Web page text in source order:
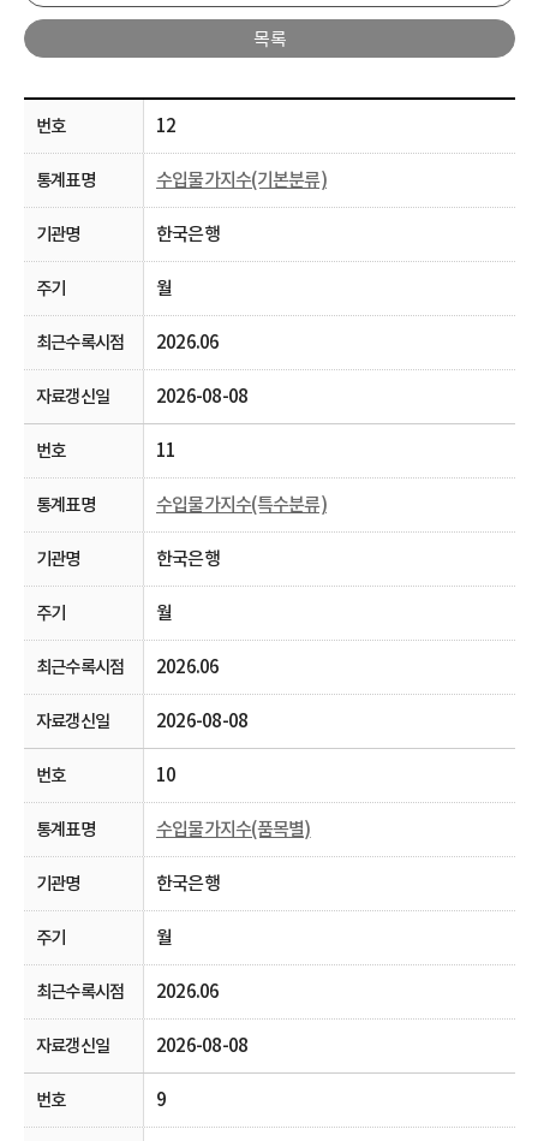
목록
12
수입물가지수(기본분류)
한국은행
월
2026.06
2026-08-08
11
수입물가지수(특수분류)
한국은행
월
2026.06
2026-08-08
10
수입물가지수(품목별)
한국은행
월
2026.06
2026-08-08
9